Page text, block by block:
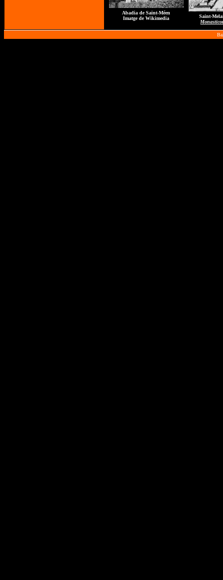
Abadia de Saint-Méen
Imatge de Wikimedia
Saint-